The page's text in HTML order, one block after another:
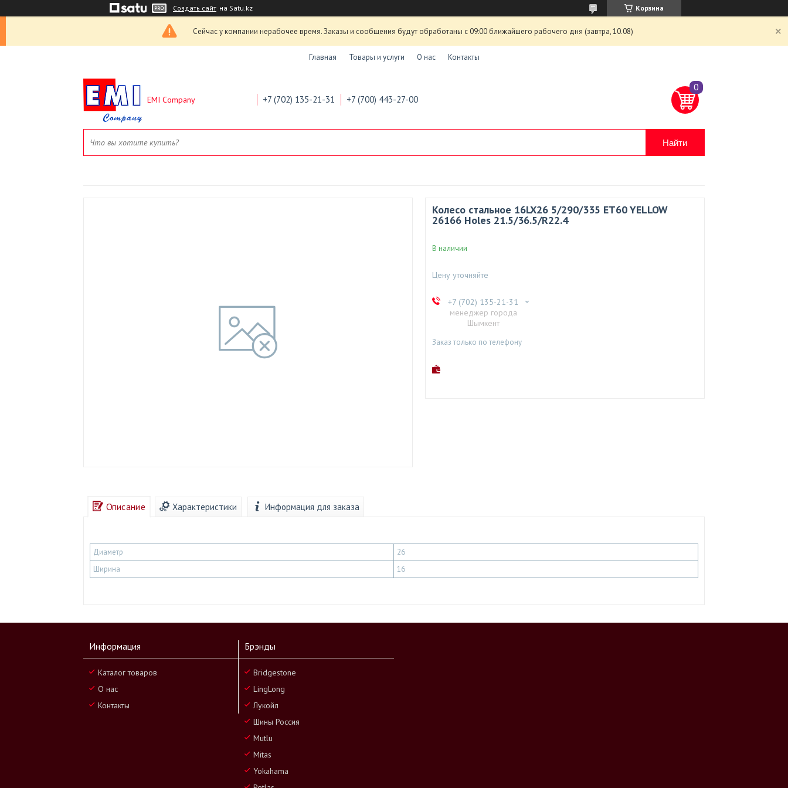
Создать сайт на Satu.kz Корзина
Сейчас у компании нерабочее время. Заказы и сообщения будут обработаны с 09:00 ближайшего рабочего дня (завтра, 10.08)
Главная Товары и услуги О нас Контакты
EMI Company +7 (702) 135-21-31 +7 (700) 443-27-00
Найти
Колесо стальное 16LX26 5/290/335 ET60 YELLOW
26166 Holes 21.5/36.5/R22.4
В наличии
Цену уточняйте
+7 (702) 135-21-31
менеджер города
Шымкент
Заказ только по телефону
Описание Характеристики Информация для заказа
Диаметр
26
Ширина
16
Информация
Каталог товаров
О нас
Контакты
Брэнды
Bridgestone
LingLong
Лукойл
Шины Россия
Mutlu
Mitas
Yokahama